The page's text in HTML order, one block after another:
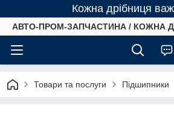
Кожна дрібниця
АВТО-ПРОМ-ЗАПЧАСТИНА / КОЖНА
Товари та послуги Підшипники